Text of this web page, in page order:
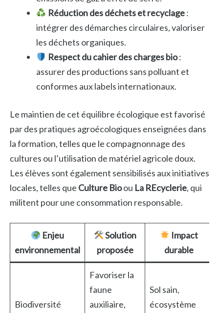
Réduction des déchets et recyclage:
intégrer des démarches circulaires, valoriser
les déchets organiques.
Respect du cahier des charges bio:
assurer des productions sans polluant et
conformes aux labels internationaux.
Le maintien de cet équilibre écologique est favorisé
par des pratiques agroécologiques enseignées dans
la formation, telles que le compagnonnage des
cultures ou l’utilisation de matériel agricole doux.
Les élèves sont également sensibilisés aux initiatives
locales, telles que Culture Bioou La REcyclerie, qui
militent pour une consommation responsable.
Enjeu
environnemental
Solution
proposée
Impact
durable
Biodiversité
Favoriser la
faune
auxiliaire,
Sol sain,
écosystème